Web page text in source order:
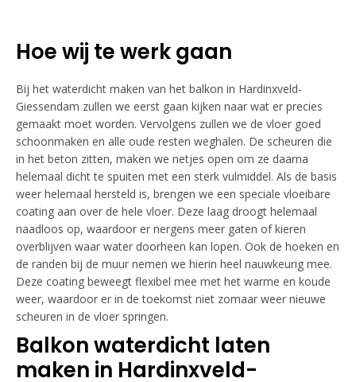
Hoe wij te werk gaan
Bij het waterdicht maken van het balkon in Hardinxveld-
Giessendam zullen we eerst gaan kijken naar wat er precies
gemaakt moet worden. Vervolgens zullen we de vloer goed
schoonmaken en alle oude resten weghalen. De scheuren die
in het beton zitten, maken we netjes open om ze daarna
helemaal dicht te spuiten met een sterk vulmiddel. Als de basis
weer helemaal hersteld is, brengen we een speciale vloeibare
coating aan over de hele vloer. Deze laag droogt helemaal
naadloos op, waardoor er nergens meer gaten of kieren
overblijven waar water doorheen kan lopen. Ook de hoeken en
de randen bij de muur nemen we hierin heel nauwkeurig mee.
Deze coating beweegt flexibel mee met het warme en koude
weer, waardoor er in de toekomst niet zomaar weer nieuwe
scheuren in de vloer springen.
Balkon waterdicht laten
maken in Hardinxveld-